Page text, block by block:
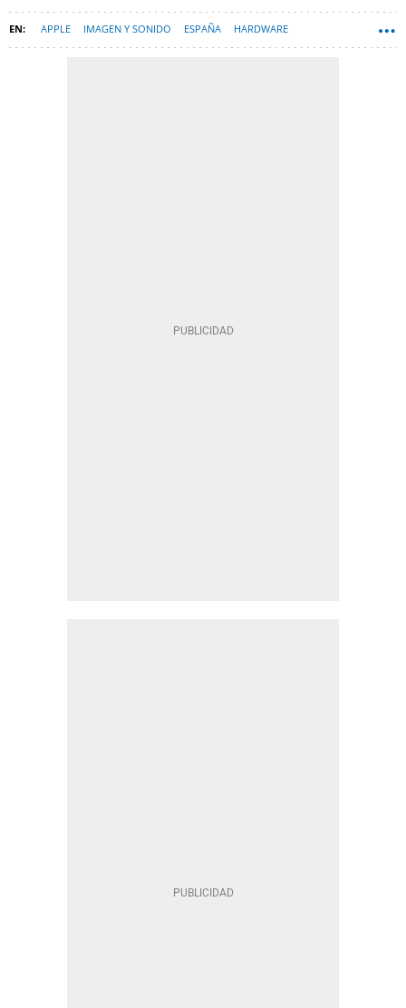
APPLE IMAGEN Y SONIDO ESPAÑA HARDWARE